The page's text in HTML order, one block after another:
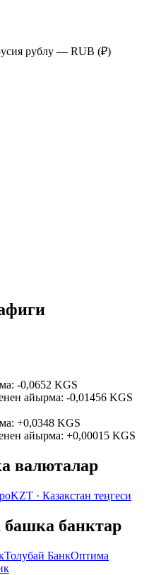
рублу — RUB (₽)
: -0,0652 KGS
айырма: -0,01456 KGS
: +0,0348 KGS
айырма: +0,00015 KGS
валюталар
KZT · Казакстан теңгеси
банктар
Толубай БанкОптима